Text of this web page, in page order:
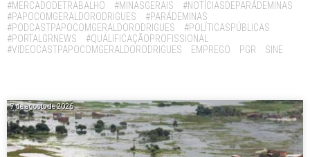
#MERCADODETRABALHO
#MINASGERAIS
#NOTÍCIASDEPARÁDEMINAS
#PAPOCOMGERALDORODRIGUES
#PARÁDEMINAS
#PODCASTPAPOCOMGERALDORODRIGUES
#POLÍTICASPÚBLICAS
#PORTALGRNEWS
#QUALIFICAÇÃOPROFISSIONAL
#VIDEOCASTPAPOCOMGERALDORODRIGUES
EMPREGO PGR SINE
7 de agosto de 2026